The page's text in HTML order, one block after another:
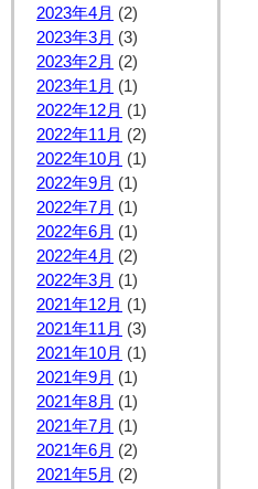
2023年4月 (2)
2023年3月 (3)
2023年2月 (2)
2023年1月 (1)
2022年12月 (1)
2022年11月 (2)
2022年10月 (1)
2022年9月 (1)
2022年7月 (1)
2022年6月 (1)
2022年4月 (2)
2022年3月 (1)
2021年12月 (1)
2021年11月 (3)
2021年10月 (1)
2021年9月 (1)
2021年8月 (1)
2021年7月 (1)
2021年6月 (2)
2021年5月 (2)